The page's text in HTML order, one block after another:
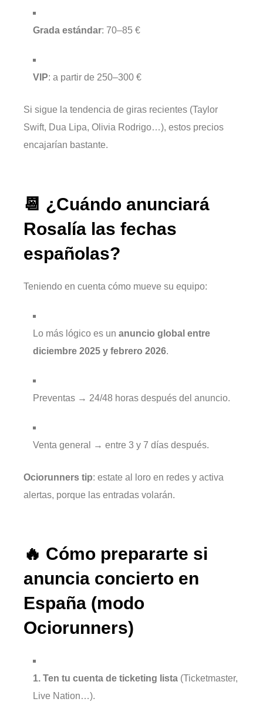
Grada estándar: 70–85 €
VIP: a partir de 250–300 €
Si sigue la tendencia de giras recientes (Taylor
Swift, Dua Lipa, Olivia Rodrigo…), estos precios
encajarían bastante.
📆 ¿Cuándo anunciará
Rosalía las fechas
españolas?
Teniendo en cuenta cómo mueve su equipo:
Lo más lógico es un anuncio global entre
diciembre 2025 y febrero 2026.
Preventas → 24/48 horas después del anuncio.
Venta general → entre 3 y 7 días después.
Ociorunners tip: estate al loro en redes y activa
alertas, porque las entradas volarán.
🔥 Cómo prepararte si
anuncia concierto en
España (modo
Ociorunners)
1. Ten tu cuenta de ticketing lista (Ticketmaster,
Live Nation…).